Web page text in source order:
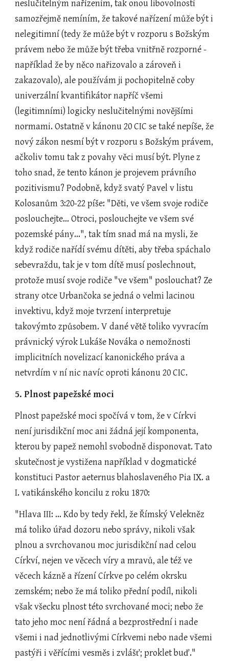
neslučitelným nařízením, tak onou libovolností
samozřejmě nemíním, že takové nařízení může být i
nelegitimní (tedy že může být v rozporu s Božským
právem nebo že může být třeba vnitřně rozporné -
například že by něco nařizovalo a zároveň i
zakazovalo), ale používám ji pochopitelně coby
univerzální kvantifikátor napříč všemi
(legitimními) logicky neslučitelnými novějšími
normami. Ostatně v kánonu 20 CIC se také nepíše, že
nový zákon nesmí být v rozporu s Božským právem,
ačkoliv tomu tak z povahy věci musí být. Plyne z
toho snad, že tento kánon je projevem právního
pozitivismu? Podobně, když svatý Pavel v listu
Kolosanům 3:20-22 píše: "Děti, ve všem svoje rodiče
poslouchejte... Otroci, poslouchejte ve všem své
pozemské pány...", tak tím snad má na mysli, že
když rodiče nařídí svému dítěti, aby třeba spáchalo
sebevraždu, tak je v tom dítě musí poslechnout,
protože musí svoje rodiče "ve všem" poslouchat? Ze
strany otce Urbančoka se jedná o velmi lacinou
invektivu, když moje tvrzení interpretuje
takovýmto způsobem. V dané větě toliko vyvracím
právnický výrok Lukáše Nováka o nemožnosti
implicitních novelizací kanonického práva a
netvrdím v ní nic navíc oproti kánonu 20 CIC.
5. Plnost papežské moci
Plnost papežské moci spočívá v tom, že v Církvi
není jurisdikční moc ani žádná její komponenta,
kterou by papež nemohl svobodně disponovat. Tato
skutečnost je vystižena například v dogmatické
konstituci Pastor aeternus blahoslaveného Pia IX. a
I. vatikánského koncilu z roku 1870:
"Hlava III: ... Kdo by tedy řekl, že Římský Velekněz
má toliko úřad dozoru nebo správy, nikoli však
plnou a svrchovanou moc jurisdikční nad celou
Církví, nejen ve věcech víry a mravů, ale též ve
věcech kázně a řízení Církve po celém okrsku
zemském; nebo že má toliko přední podíl, nikoli
však všecku plnost této svrchované moci; nebo že
tato jeho moc není řádná a bezprostřední i nade
všemi i nad jednotlivými Církvemi nebo nade všemi
pastýři i věřícími vesměs i zvlášť; proklet buď."